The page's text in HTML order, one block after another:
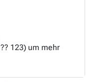
?? 123) um mehr